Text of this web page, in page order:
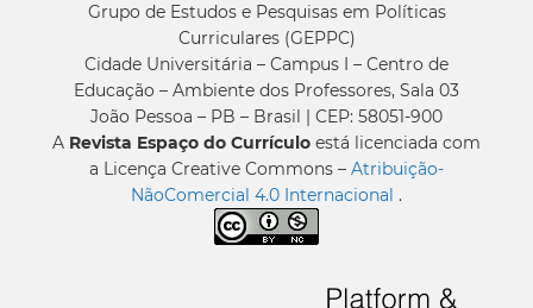
Grupo de Estudos e Pesquisas em Políticas
Curriculares (GEPPC)
Cidade Universitária – Campus I – Centro de
Educação – Ambiente dos Professores, Sala 03
João Pessoa – PB – Brasil | CEP: 58051-900
A Revista Espaço do Currículo está licenciada com
a Licença Creative Commons – Atribuição-
NãoComercial 4.0 Internacional .